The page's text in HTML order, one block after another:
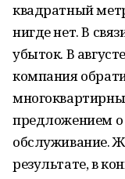
квадратный
нигде нет. В
убыток. В
компания
предложением
обслуживание.
результате, в